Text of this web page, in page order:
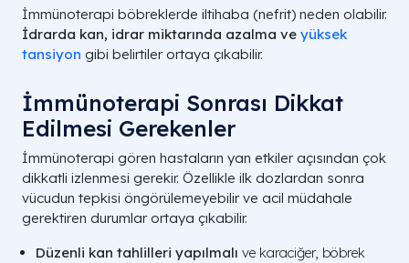
İmmünoterapi böbreklerde iltihaba (nefrit) neden olabilir.
İdrarda kan, idrar miktarında azalma ve yüksek
tansiyon gibi belirtiler ortaya çıkabilir.
İmmünoterapi Sonrası Dikkat
Edilmesi Gerekenler
İmmünoterapi gören hastaların yan etkiler açısından çok
dikkatli izlenmesi gerekir. Özellikle ilk dozlardan sonra
vücudun tepkisi öngörülemeyebilir ve acil müdahale
gerektiren durumlar ortaya çıkabilir.
Düzenli kan tahlilleri yapılmalı ve karaciğer, böbrek